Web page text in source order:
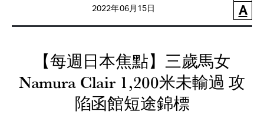
2022年06月15日
A
【每週日本焦點】三歲馬女
Namura Clair 1,200米未輸過 攻
陷函館短途錦標